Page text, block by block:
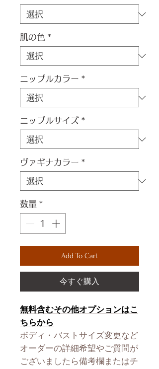
肌の色 *
ニップルカラー *
ニップルサイズ *
ヴァギナカラー *
数量 *
Add To Cart
今すぐ購入
無料含むその他オプションはこ
ちらから
ボディ・バストサイズ変更など
オーダーの詳細希望やご質問が
ございましたら備考欄またはチ